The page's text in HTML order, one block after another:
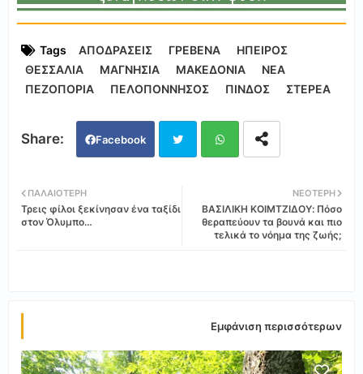
Tags ΑΠΟΔΡΑΣΕΙΣ ΓΡΕΒΕΝΑ
ΗΠΕΙΡΟΣ
ΘΕΣΣΑΛΙΑ
ΜΑΓΝΗΣΙΑ ΜΑΚΕΔΟΝΙΑ
ΝΕΑ
ΠΕΖΟΠΟΡΙΑ
ΠΕΛΟΠΟΝΝΗΣΟΣ ΠΙΝΔΟΣ ΣΤΕΡΕΑ
Facebook
tter ats
ΝΕΌΤΕΡΗ
ΒΑΣΙΛΙΚΗ ΚΟΙΜΤΖΙΔΟΥ: Πόσο
θεραπεύουν τα βουνά και πιο
τελικά το νόημα της ζωής;
ΠΑΛΑΙΌΤΕΡΗ
Τρεις φίλοι ξεκίνησαν ένα ταξίδι
στον Όλυμπο…
Εμφάνιση περισσότερων